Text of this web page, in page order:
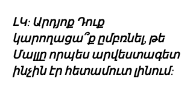
ԼԿ: Արդյոք Դուք
կարողացա՞ք ըմբռնել, թե
Մալլը որպես արվեստագետ
ինչին էր հետամուտ լինում: